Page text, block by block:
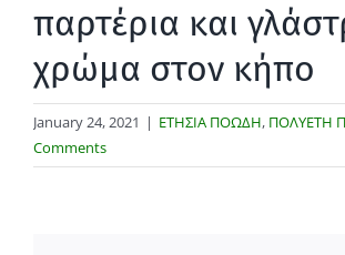
παρτέρια και
χρώμα στον κήπο
January 24, 2021 | ΕΤΗΣΙΑ ΠΟΩΔΗ, ΠΟΛΥΕΤΗ
Comments